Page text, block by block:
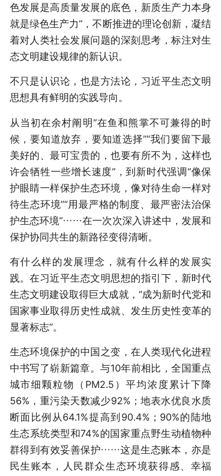
色发展是高质量发展的底色，新质生产力本身
就是绿色生产力”，不断推进的理论创新，凝结
着对人类社会发展问题的深刻思考，标注对生
态文明建设规律的新认识。
不只是认识论，也是方法论，习近平生态文明
思想具有鲜明的实践导向。
从当初在余村阐明“在鱼和熊掌不可兼得的时
候，要知道放弃，要知道选择”“我们要留下最
美好的、最可宝贵的，也要有所不为，这样也
许会牺牲一些增长速度”，到新时代强调“像保
护眼睛一样保护生态环境，像对待生命一样对
待生态环境”“用最严格的制度、最严密法治保
护生态环境”……在一次次深入讲述中，发展和
保护协同共生的新路径变得清晰。
有什么样的发展理念，就有什么样的发展实
践。在习近平生态文明思想的指引下，新时代
生态文明建设取得巨大成就，“成为新时代党和
国家事业取得历史性成就、发生历史性变革的
显著标志”。
生态环境保护的中国之变，在人类现代化进程
中书写了崭新篇章。与10年前相比，全国重点
城市细颗粒物（PM2.5）平均浓度累计下降
56%，重污染天数减少92%；地表水优良水质
断面比例从64.1%提高到90.4%；90%的陆地
生态系统类型和74%的国家重点野生动植物种
群得到有效妥善保护……这是生态账本，亦是
民生账本，人民群众生态环境获得感、幸福